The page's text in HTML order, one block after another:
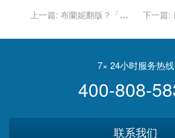
上一篇: 布蘭妮翻版？「足
自由
下一篇:
7× 24小时服务热线
400-808-
联系我们